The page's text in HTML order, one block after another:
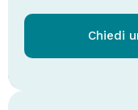
Chiedi